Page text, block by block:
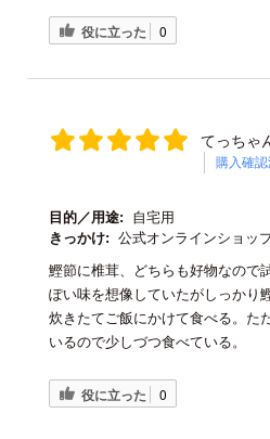
役に立った 0
てっちゃ
購入確
目的／用途:
自宅用
きっかけ: 公式オンラインショッ
鰹節に椎茸、どちらも好物なので
ぽい味を想像していたがしっかり
炊きたてご飯にかけて食べる。た
いるので少しづつ食べている。
役に立った 0